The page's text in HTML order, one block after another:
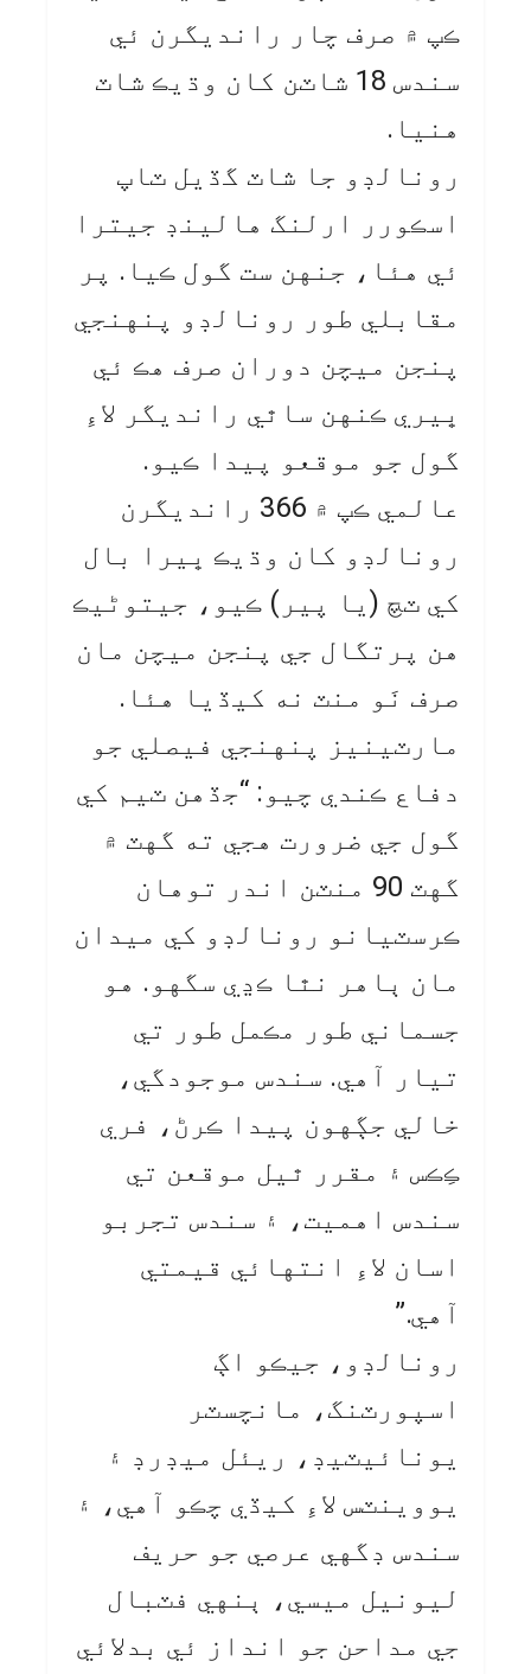
ڪپ ۾ صرف چار رانديگرن ئي
سندس 18 شاٽن کان وڌيڪ شاٽ
هنيا.
رونالڊو جا شاٽ گڏيل ٽاپ
اسڪورر ارلنگ هالينڊ جيترا
ئي هئا، جنهن ست گول ڪيا. پر
مقابلي طور رونالڊو پنهنجي
پنجن ميچن دوران صرف هڪ ئي
ڀيري ڪنهن ساٿي رانديگر لاءِ
گول جو موقعو پيدا ڪيو.
عالمي ڪپ ۾ 366 رانديگرن
رونالڊو کان وڌيڪ ڀيرا بال
کي ٽچ (يا پير) ڪيو، جيتوڻيڪ
هن پرتگال جي پنجن ميچن مان
صرف نَو منٽ نه کيڏيا هئا.
مارٽينيز پنهنجي فيصلي جو
دفاع ڪندي چيو: “جڏهن ٽيم کي
گول جي ضرورت هجي ته گهٽ ۾
گهٽ 90 منٽن اندر توهان
ڪرسٽيانو رونالڊو کي ميدان
مان ٻاهر نٿا ڪڍي سگهو. هو
جسماني طور مڪمل طور تي
تيار آهي. سندس موجودگي،
خالي جڳهون پيدا ڪرڻ، فري
ڪِڪس ۽ مقرر ٿيل موقعن تي
سندس اهميت، ۽ سندس تجربو
اسان لاءِ انتهائي قيمتي
آهي.”
رونالڊو، جيڪو اڳ
اسپورٽنگ، مانچسٽر
يونائيٽيڊ، ريئل ميڊرڊ ۽
يووينٽس لاءِ کيڏي چڪو آهي، ۽
سندس ڊگهي عرصي جو حريف
ليونيل ميسي، ٻنهي فٽبال
جي مداحن جو انداز ئي بدلائي